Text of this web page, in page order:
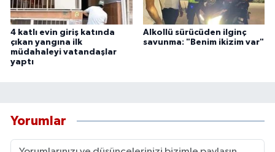
4 katlı evin giriş katında
çıkan yangına ilk
müdahaleyi vatandaşlar
yaptı
Alkollü sürücüden ilginç
savunma: "Benim ikizim var"
Yorumlar